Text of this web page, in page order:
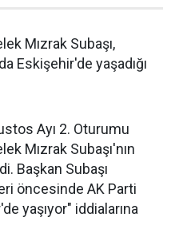
Mızrak Subaşı,
Eskişehir'de yaşadığı
Ayı 2. Oturumu
Mızrak Subaşı'nın
Başkan Subaşı
öncesinde AK Parti
yaşıyor" iddialarına